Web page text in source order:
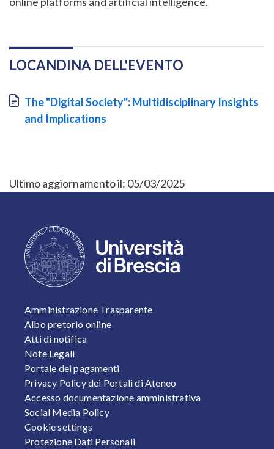
LOCANDINA DELL'EVENTO
Document
The "Digital Society": Multidisciplinary Insights
and Implications
Ultimo aggiornamento il: 05/03/2025
FOOTER 1
Amministrazione Trasparente
Albo pretorio online
Atti di notifica
Note Legali
Portale dei pagamenti
Privacy Policy dei Portali di Ateneo
Accesso documentazione amministrativa
Social Media Policy
Cookie settings
Protezione Dati Personali